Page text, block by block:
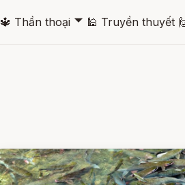
🔱 Thần thoại 🞃 🕌 Truyền thuyết